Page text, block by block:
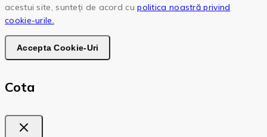
acestui site, sunteți de acord cupolitica noastră privind
cookie-urile.
Accepta Cookie-Uri
Cota